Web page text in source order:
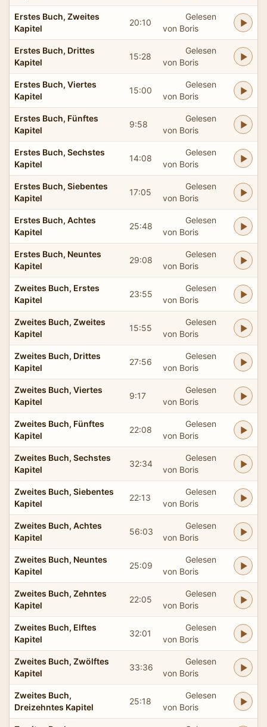
Erstes Buch, Zweites
Kapitel
20:10
Gelesen
von Boris
Erstes Buch, Drittes
Kapitel
15:28
Gelesen
von Boris
Erstes Buch, Viertes
Kapitel
15:00
Gelesen
von Boris
Erstes Buch, Fünftes
Kapitel
9:58
Gelesen
von Boris
Erstes Buch, Sechstes
Kapitel
14:08
Gelesen
von Boris
Erstes Buch, Siebentes
Kapitel
17:05
Gelesen
von Boris
Erstes Buch, Achtes
Kapitel
25:48
Gelesen
von Boris
Erstes Buch, Neuntes
Kapitel
29:08
Gelesen
von Boris
Zweites Buch, Erstes
Kapitel
23:55
Gelesen
von Boris
Zweites Buch, Zweites
Kapitel
15:55
Gelesen
von Boris
Zweites Buch, Drittes
Kapitel
27:56
Gelesen
von Boris
Zweites Buch, Viertes
Kapitel
9:17
Gelesen
von Boris
Zweites Buch, Fünftes
Kapitel
22:08
Gelesen
von Boris
Zweites Buch, Sechstes
Kapitel
32:34
Gelesen
von Boris
Zweites Buch, Siebentes
Kapitel
22:13
Gelesen
von Boris
Zweites Buch, Achtes
Kapitel
56:03
Gelesen
von Boris
Zweites Buch, Neuntes
Kapitel
25:09
Gelesen
von Boris
Zweites Buch, Zehntes
Kapitel
22:05
Gelesen
von Boris
Zweites Buch, Elftes
Kapitel
32:01
Gelesen
von Boris
Zweites Buch, Zwölftes
Kapitel
33:36
Gelesen
von Boris
Zweites Buch,
Dreizehntes Kapitel
25:18
Gelesen
von Boris